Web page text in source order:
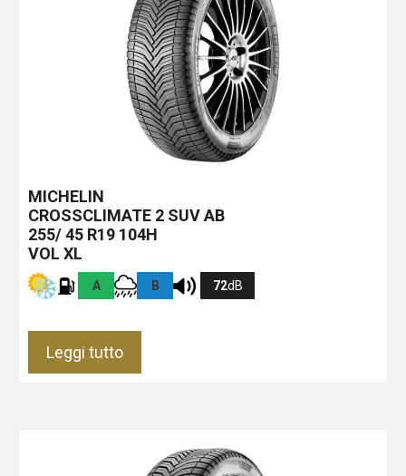
MICHELIN
CROSSCLIMATE 2 SUVAB
255/ 45 R19 104H
VOL XL
A B 72dB
Leggi tutto